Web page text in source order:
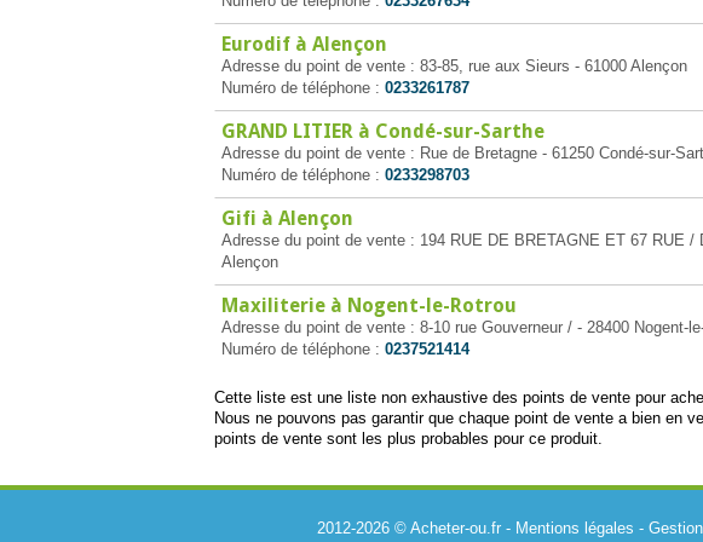
Eurodif à Alençon
Adresse du point de vente : 83-85, rue aux Sieurs - 61000 Alençon
Numéro de téléphone : 0233261787
GRAND LITIER à Condé-sur-Sarthe
Adresse du point de vente : Rue de Bretagne - 61250 Condé-sur-
Numéro de téléphone : 0233298703
Gifi à Alençon
Adresse du point de vente : 194 RUE DE BRETAGNE ET 67 RUE /
Alençon
Maxiliterie à Nogent-le-Rotrou
Adresse du point de vente : 8-10 rue Gouverneur / - 28400 Nogent-
Numéro de téléphone : 0237521414
Cette liste est une liste non exhaustive des points de vente pour
Nous ne pouvons pas garantir que chaque point de vente a bien en
points de vente sont les plus probables pour ce produit.
2012-2026 © Acheter-ou.fr - Mentions légales -